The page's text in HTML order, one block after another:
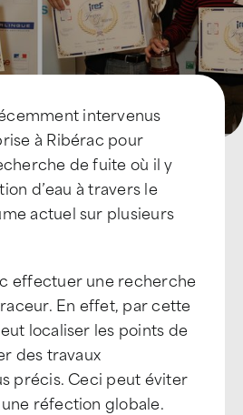
intervenus
à Ribérac pour
de fuite où il y
d’eau à travers le
actuel sur plusieurs
effectuer une recherche
En effet, par cette
localiser les points de
des travaux
précis. Ceci peut éviter
réfection globale.